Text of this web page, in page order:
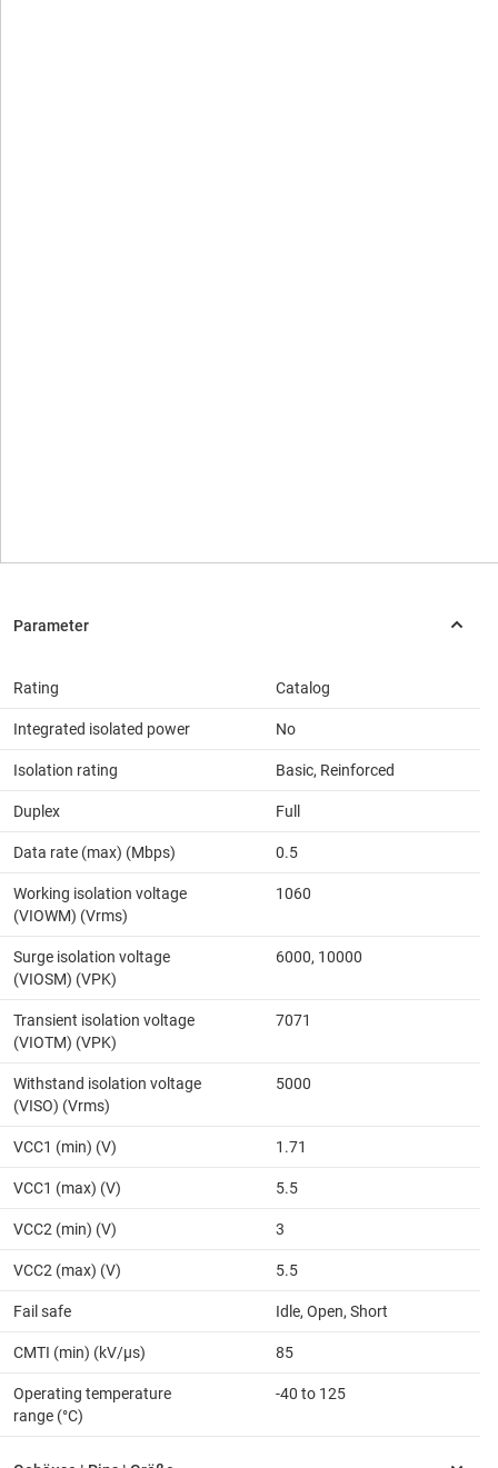
Rating Catalog
Integrated isolated power No
Isolation rating Basic, Reinforced
Duplex Full
Data rate (max) (Mbps) 0.5
Working isolation voltage
(VIOWM) (Vrms)
1060
Surge isolation voltage
(VIOSM) (VPK)
6000, 10000
Transient isolation voltage
(VIOTM) (VPK)
7071
Withstand isolation voltage
(VISO) (Vrms)
5000
VCC1 (min) (V) 1.71
VCC1 (max) (V) 5.5
VCC2 (min) (V) 3
VCC2 (max) (V) 5.5
Fail safe Idle, Open, Short
CMTI (min) (kV/µs) 85
Operating temperature
range (°C)
-40 to 125